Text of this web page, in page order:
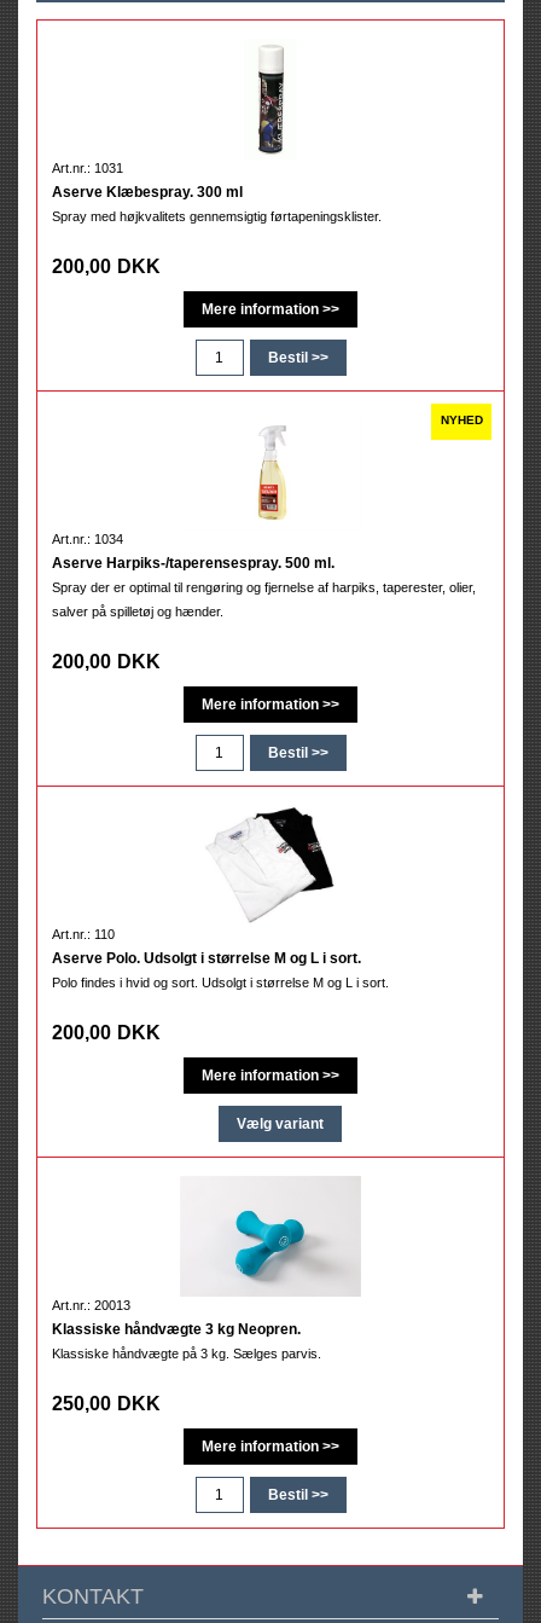
Art.nr.: 1031
Aserve Klæbespray. 300 ml
Spray med højkvalitets gennemsigtig førtapeningsklister.
200,00 DKK
Art.nr.: 1034
Aserve Harpiks-/taperensespray. 500 ml.
Spray der er optimal til rengøring og fjernelse af harpiks, taperester, olier,
salver på spilletøj og hænder.
200,00 DKK
Art.nr.: 110
Aserve Polo. Udsolgt i størrelse M og L i sort.
Polo findes i hvid og sort. Udsolgt i størrelse M og L i sort.
200,00 DKK
Art.nr.: 20013
Klassiske håndvægte 3 kg Neopren.
Klassiske håndvægte på 3 kg. Sælges parvis.
250,00 DKK
KONTAKT